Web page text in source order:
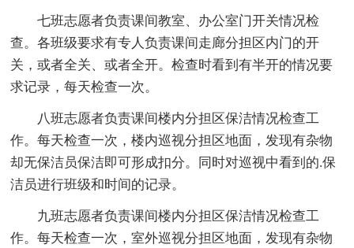
七班志愿者负责课间教室、办公室门开关情况检
查。各班级要求有专人负责课间走廊分担区内门的开
关，或者全关、或者全开。检查时看到有半开的情况要
求记录，每天检查一次。
八班志愿者负责课间楼内分担区保洁情况检查工
作。每天检查一次，楼内巡视分担区地面，发现有杂物
却无保洁员保洁即可形成扣分。同时对巡视中看到的.保
洁员进行班级和时间的记录。
九班志愿者负责课间楼内分担区保洁情况检查工
作。每天检查一次，室外巡视分担区地面，发现有杂物